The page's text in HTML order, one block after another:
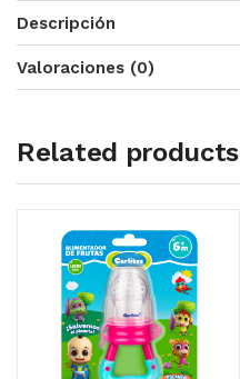
Descripción
Valoraciones (0)
Related products